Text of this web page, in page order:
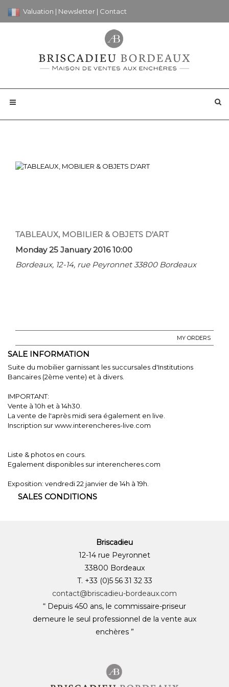
Valuation | Newsletter | Contact
TABLEAUX, MOBILIER & OBJETS D'ART
Monday 25 January 2016 10:00
Bordeaux, 12-14, rue Peyronnet 33800 Bordeaux
MY ORDERS
SALE INFORMATION
Suite du mobilier garnissant les succursales d'Institutions
Bancaires (2ème vente) et à divers.
IMPORTANT:
Vente à 10h et à 14h30.
La vente de l'après midi sera également en live.
Inscription sur www.interencheres-live.com
Liste & photos en cours.
Egalement disponibles sur interencheres.com
Exposition: vendredi 22 janvier de 14h à 19h.
SALES CONDITIONS
Briscadieu
12-14 rue Peyronnet
33800 Bordeaux
T. +33 (0)5 56 31 32 33
contact@briscadieu-bordeaux.com
“ Depuis 450 ans, le commissaire-priseur
demeure le seul professionnel de la vente aux
enchères ”